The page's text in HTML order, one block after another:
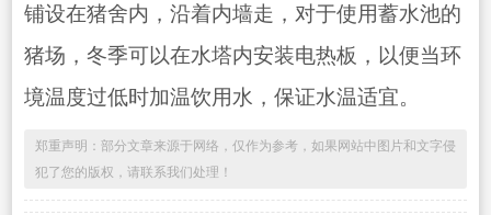
铺设在猪舍内，沿着内墙走，对于使用蓄水池的
猪场，冬季可以在水塔内安装电热板，以便当环
境温度过低时加温饮用水，保证水温适宜。
郑重声明：部分文章来源于网络，仅作为参考，如果网站中图片和文字侵
犯了您的版权，请联系我们处理！